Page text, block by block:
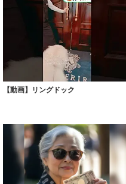
【動画】リングドック